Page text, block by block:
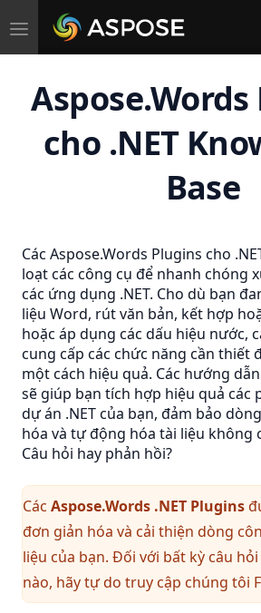
Toggle
navigation
cho .NET
Base
Các Aspose.Words Plugins cho
loạt các công cụ để nhanh chóng
các ứng dụng .NET. Cho dù bạn
liệu Word, rút văn bản, kết hợp
hoặc áp dụng các dấu hiệu nước,
cung cấp các chức năng cần thiết
một cách hiệu quả. Các hướng
sẽ giúp bạn tích hợp hiệu quả các
dự án .NET của bạn, đảm bảo
hóa và tự động hóa tài liệu không
Câu hỏi hay phản hồi?
Các Aspose.Words .NET Plugins
đơn giản hóa và cải thiện dòng
liệu của bạn. Đối với bất kỳ câu
nào, hãy tự do truy cập chúng tôi